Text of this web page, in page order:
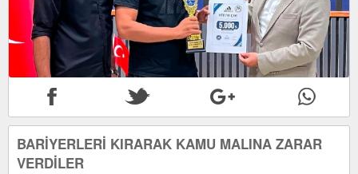
BARİYERLERİ KIRARAK KAMU MALINA ZARAR
VERDİLER